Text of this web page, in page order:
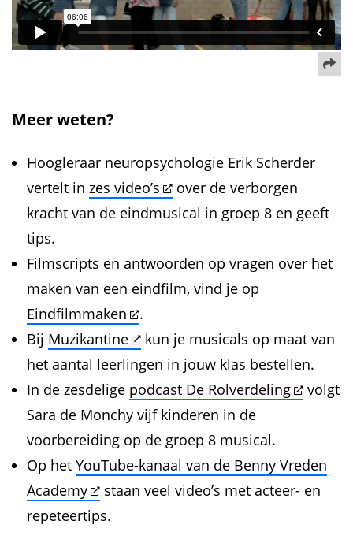
Meer weten?
Hoogleraar neuropsychologie Erik Scherder
vertelt in zes video’s
over de verborgen
kracht van de eindmusical in groep 8 en geeft
tips.
Filmscripts en antwoorden op vragen over het
maken van een eindfilm, vind je op
Eindfilmmaken
.
Bij Muzikantine
kun je musicals op maat van
het aantal leerlingen in jouw klas bestellen.
In de zesdelige podcast De Rolverdeling
volgt
Sara de Monchy vijf kinderen in de
voorbereiding op de groep 8 musical.
Op het YouTube-kanaal van de Benny Vreden
Academy
staan veel video’s met acteer- en
repeteertips.